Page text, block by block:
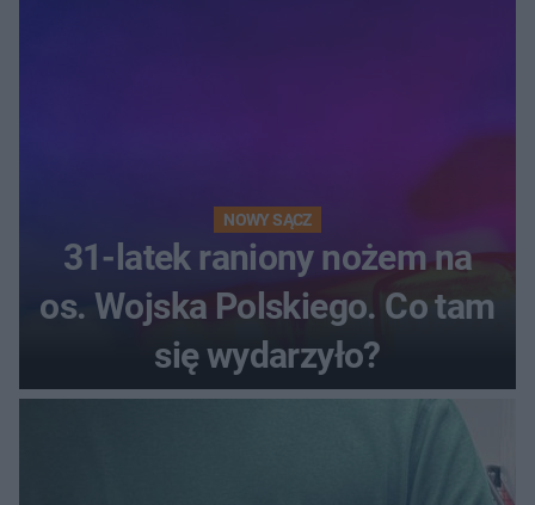
NOWY SĄCZ
31-latek raniony nożem na
os. Wojska Polskiego. Co tam
się wydarzyło?